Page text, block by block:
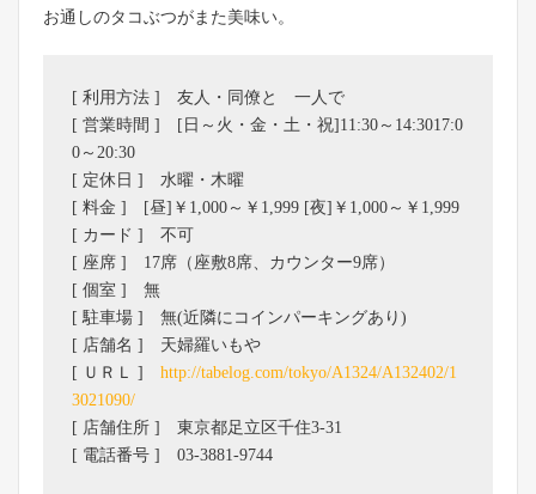
お通しのタコぶつがまた美味い。
[ 利用方法 ] 友人・同僚と 一人で
[ 営業時間 ] [日～火・金・土・祝]11:30～14:3017:0
0～20:30
[ 定休日 ] 水曜・木曜
[ 料金 ] [昼]￥1,000～￥1,999 [夜]￥1,000～￥1,999
[ カード ] 不可
[ 座席 ] 17席（座敷8席、カウンター9席）
[ 個室 ] 無
[ 駐車場 ] 無(近隣にコインパーキングあり)
[ 店舗名 ] 天婦羅いもや
[ ＵＲＬ ] http://tabelog.com/tokyo/A1324/A132402/1
3021090/
[ 店舗住所 ] 東京都足立区千住3-31
[ 電話番号 ] 03-3881-9744